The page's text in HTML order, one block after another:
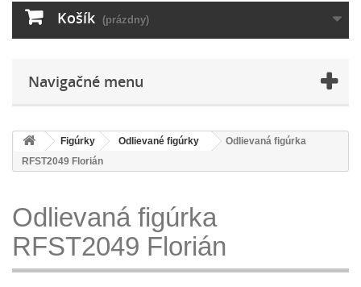
Košík (prázdny)
Navigačné menu
Figúrky Odlievané figúrky
Odlievaná figúrka
RFST2049 Florián
Odlievaná figúrka
RFST2049 Florián